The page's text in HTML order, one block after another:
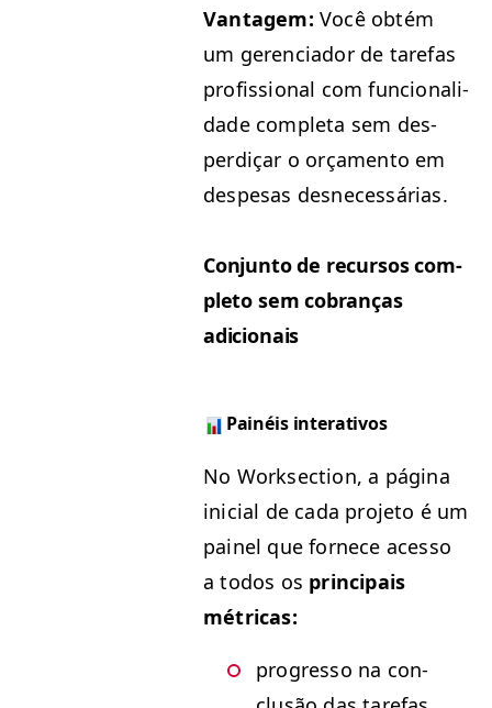
Van­tagem: Você obtém
um geren­ci­ador de tare­fas
profis­sion­al com fun­cional­i­
dade com­ple­ta sem des­
perdiçar o orça­men­to em
despe­sas desnecessárias.
Con­jun­to de recur­sos com­
ple­to sem cobranças
adicionais
Painéis interativos
No Work­sec­tion, a pági­na
ini­cial de cada pro­je­to é um
painel que fornece aces­so
a todos os prin­ci­pais
métricas:
pro­gres­so na con­